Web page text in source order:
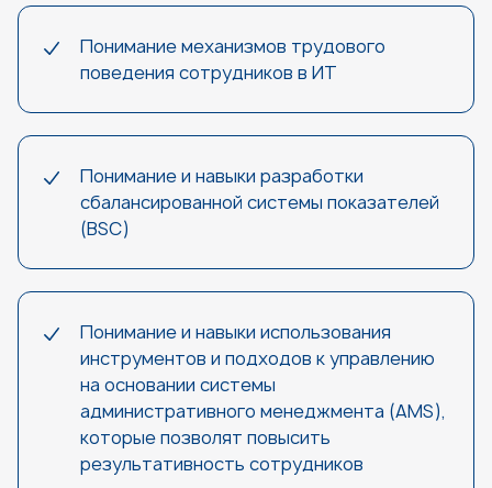
Понимание механизмов трудового
поведения сотрудников в ИТ
Понимание и навыки разработки
сбалансированной системы показателей
(BSC)
Понимание и навыки использования
инструментов и подходов к управлению
на основании системы
административного менеджмента (AMS),
которые позволят повысить
результативность сотрудников